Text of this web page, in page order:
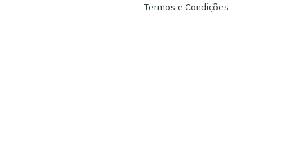
Termos e Condições